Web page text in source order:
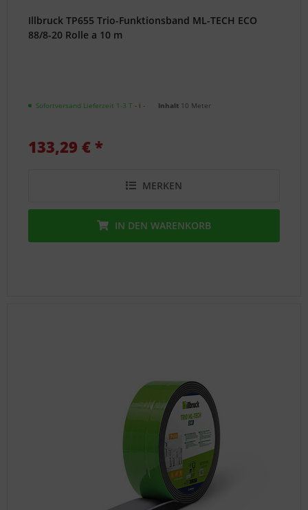
Illbruck TP655 Trio-Funktionsband ML-TECH ECO
88/8-20 Rolle a 10 m
Sofortversand Lieferzeit 1-3 T- ℹ - Inhalt 10 Meter
133,29 € *
MERKEN
IN DEN WARENKORB